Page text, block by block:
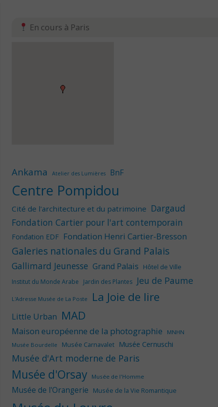
En cours à Paris
Ankama Atelier des Lumières BnF
Centre Pompidou
Cité de l'architecture et du patrimoine Dargaud
Fondation Cartier pour l'art contemporain
Fondation EDF Fondation Henri Cartier-Bresson
Galeries nationales du Grand Palais
Gallimard Jeunesse Grand Palais Hôtel de Ville
Institut du Monde Arabe Jardin des Plantes Jeu de Paume
L'Adresse Musée de La Poste La Joie de lire
Little Urban MAD
Maison européenne de la photographie
MNHN
Musée Bourdelle
Musée Carnavalet Musée Cernuschi
Musée d'Art moderne de Paris
Musée d'Orsay Musée de l'Homme
Musée de l'Orangerie Musée de la Vie Romantique